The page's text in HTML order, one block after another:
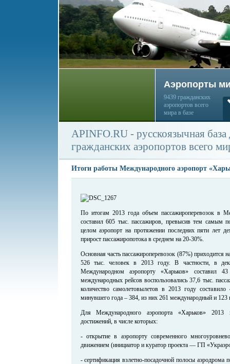
Аэропорты
9439 гражданских
аэропортов всего
мира в базе
APINFO.RU - русскоязычная
гражданских аэропортов всего
Итоги работы Международного аэропорт
По итогам 2013 года объем пассажироперевозок в
составил 605 тыс. пассажиров, превысив тем самым
целом аэропорт на протяжении последних пяти лет
прирост пассажиропотока в среднем на 20-30%.
Основная часть пассажироперевозок (87%) приходится
526 тыс. человек в 2013 году. В частности, в
Международном аэропорту «Харьков» составил
международных рейсов воспользовались 37,6 тыс.
количество самолетовылетов в 2013 году
минувшего года – 384, из них 261 международный и 123
Для Международного аэропорта «Харьков»
достижений, в числе которых:
- открытие в аэропорту современного
движением (инициатор и куратор проекта — ГП
- сертификация взлетно-посадочной полосы